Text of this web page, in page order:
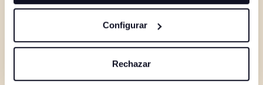
Configurar
Rechazar
dominios: www.fundacionintermundial.es
Tu estado actual: Denegar.
Cambiar tu consentimiento